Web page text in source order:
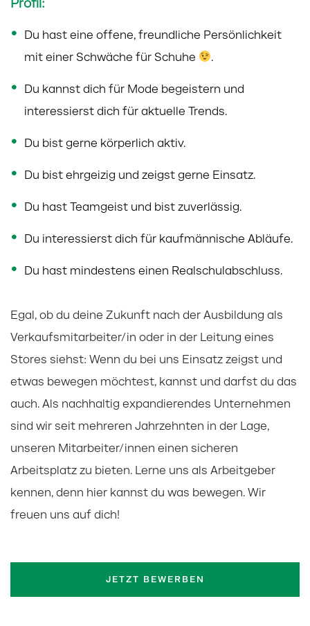
Profil:
Du hast eine offene, freundliche Persönlichkeit
mit einer Schwäche für Schuhe
.
Du kannst dich für Mode begeistern und
interessierst dich für aktuelle Trends.
Du bist gerne körperlich aktiv.
Du bist ehrgeizig und zeigst gerne Einsatz.
Du hast Teamgeist und bist zuverlässig.
Du interessierst dich für kaufmännische Abläufe.
Du hast mindestens einen Realschulabschluss.
Egal, ob du deine Zukunft nach der Ausbildung als
Verkaufsmitarbeiter/in oder in der Leitung eines
Stores siehst: Wenn du bei uns Einsatz zeigst und
etwas bewegen möchtest, kannst und darfst du das
auch. Als nachhaltig expandierendes Unternehmen
sind wir seit mehreren Jahrzehnten in der Lage,
unseren Mitarbeiter/innen einen sicheren
Arbeitsplatz zu bieten. Lerne uns als Arbeitgeber
kennen, denn hier kannst du was bewegen. Wir
freuen uns auf dich!
JETZT BEWERBEN